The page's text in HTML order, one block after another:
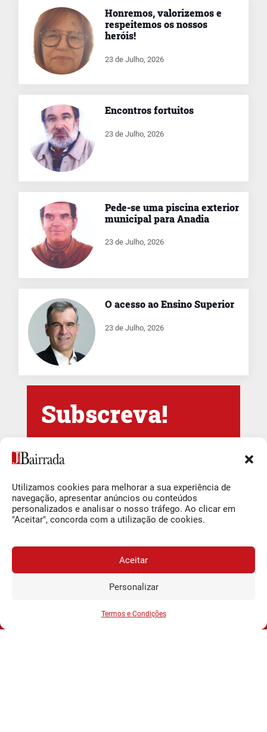
Utilizamos cookies para melhorar a sua experiência de
navegação, apresentar anúncios ou conteúdos
personalizados e analisar o nosso tráfego. Ao clicar em
"Aceitar", concorda com a utilização de cookies.
Aceitar
Personalizar
Termos e Condições
Deixar um comentário
Honremos, valorizemos e
respeitemos os nossos
heróis!
23 de Julho, 2026
Encontros fortuitos
23 de Julho, 2026
Pede-se uma piscina exterior
municipal para Anadia
23 de Julho, 2026
O acesso ao Ensino Superior
23 de Julho, 2026
Subscreva!
Newsletter Jornal
da Bairrada
Newsletter Semanal
Ao subscrever está a indicar que leu e compreendeu a nossa
Política de Privacidade e Termos de uso
0,34€/semana